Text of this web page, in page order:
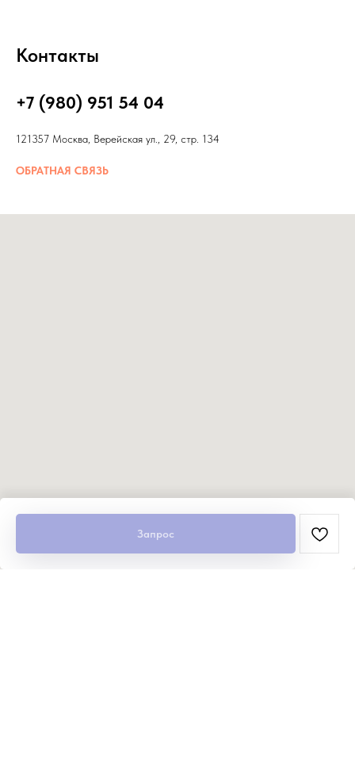
Запрос
Контакты
+7 (980) 951 54 04
121357 Москва, Верейская ул., 29, стр. 134
ОБРАТНАЯ СВЯЗЬ